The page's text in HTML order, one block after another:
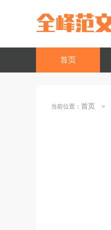
首页
当前位置： 首页 >